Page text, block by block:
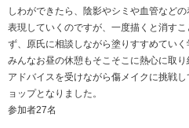
しわができたら、陰影やシミや血管など
表現していくのですが、一度描くと消す
ず、原氏に相談しながら塗りすすめていく
みんなお昼の休憩もそこそこに熱心に取
アドバイスを受けながら傷メイクに挑戦
ョップとなりました。
参加者27名